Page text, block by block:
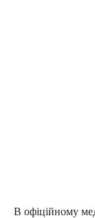
В офіційному